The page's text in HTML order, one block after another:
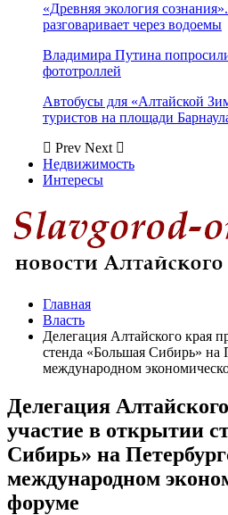
«Древняя экология
разговаривает через водоемы
Владимира Путина
фототроллей
Автобусы для «Алтайской
туристов на площади
Prev Next
Недвижимость
Интересы
Главная
Власть
Делегация Алтайского края
стенда «Большая Сибирь» на
международном
Делегация
участие в открытии
Сибирь» на
международном
форуме